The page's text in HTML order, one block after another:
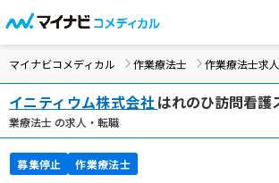
マイナビコメディカル 作業療法士 作業療法士求人
イニティウム株式会社はれのひ訪問看護
業療法士 の求人・転職
募集停止 作業療法士